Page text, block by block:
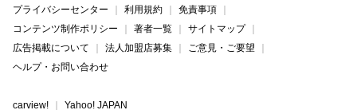
プライバシーセンター
利用規約
免責事項
コンテンツ制作ポリシー
著者一覧
サイトマップ
広告掲載について
法人加盟店募集
ご意見・ご要望
ヘルプ・お問い合わせ
carview! Yahoo! JAPAN